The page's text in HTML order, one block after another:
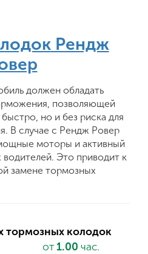
Рендж
должен обладать
позволяющей
но и без риска для
В случае с Рендж Ровер
моторы и активный
Это приводит к
замене тормозных
тормозных колодок
от 1.00 час.